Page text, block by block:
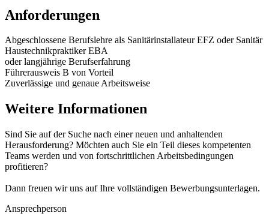
Anforderungen
Abgeschlossene Berufslehre als Sanitärinstallateur EFZ oder Sanitär
Haustechnikpraktiker EBA
oder langjährige Berufserfahrung
Führerausweis B von Vorteil
Zuverlässige und genaue Arbeitsweise
Weitere Informationen
Sind Sie auf der Suche nach einer neuen und anhaltenden
Herausforderung? Möchten auch Sie ein Teil dieses kompetenten
Teams werden und von fortschrittlichen Arbeitsbedingungen
profitieren?
Dann freuen wir uns auf Ihre vollständigen Bewerbungsunterlagen.
Ansprechperson